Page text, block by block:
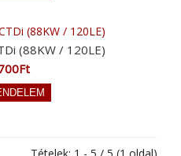
(88KW / 120LE)